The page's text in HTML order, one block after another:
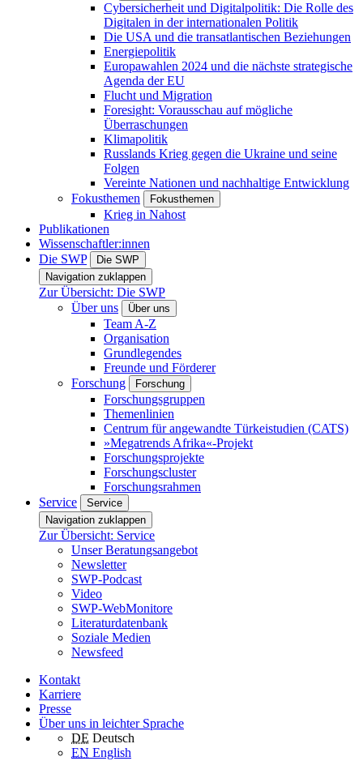
Cybersicherheit und Digitalpolitik: Die Rolle des
Digitalen in der internationalen Politik
Die USA und die transatlantischen Beziehungen
Energiepolitik
Europawahlen 2024 und die nächste strategische
Agenda der EU
Flucht und Migration
Foresight: Vorausschau auf mögliche
Überraschungen
Klimapolitik
Russlands Krieg gegen die Ukraine und seine
Folgen
Vereinte Nationen und nachhaltige Entwicklung
Fokusthemen
Fokusthemen
Krieg in Nahost
Publikationen
Wissenschaftler:innen
Die SWP
Die SWP
Navigation zuklappen
Zur Übersicht: Die SWP
Über uns
Über uns
Team A-Z
Organisation
Grundlegendes
Freunde und Förderer
Forschung
Forschung
Forschungsgruppen
Themenlinien
Centrum für angewandte Türkeistudien (CATS)
»Megatrends Afrika«-Projekt
Forschungsprojekte
Forschungscluster
Forschungsrahmen
Service
Service
Navigation zuklappen
Zur Übersicht: Service
Unser Beratungsangebot
Newsletter
SWP-Podcast
Video
SWP-WebMonitore
Literaturdatenbank
Soziale Medien
Newsfeed
Kontakt
Karriere
Presse
Über uns in leichter Sprache
DE Deutsch
EN English